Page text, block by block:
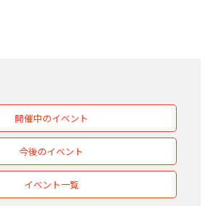
開催中のイベント
今後のイベント
イベント一覧